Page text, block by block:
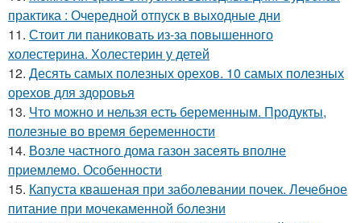
практика : Очередной отпуск в выходные дни
11. Стоит ли паниковать из-за повышенного
холестерина. Холестерин у детей
12. Десять самых полезных орехов. 10 самых полезных
орехов для здоровья
13. Что можно и нельзя есть беременным. Продукты,
полезные во время беременности
14. Возле частного дома газон засеять вполне
приемлемо. Особенности
15. Капуста квашеная при заболевании почек. Лечебное
питание при мочекаменной болезни